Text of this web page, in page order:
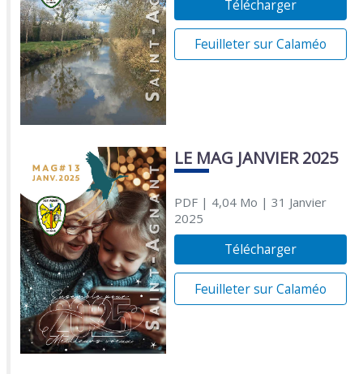
Télécharger
Feuilleter sur Calaméo
LE MAG JANVIER 2025
PDF| 4,04 Mo | 31 Janvier
2025
Télécharger
Feuilleter sur Calaméo